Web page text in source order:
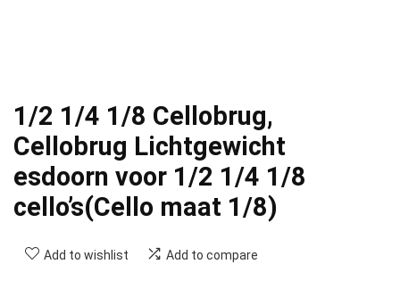
1/2 1/4 1/8 Cellobrug,
Cellobrug Lichtgewicht
esdoorn voor 1/2 1/4 1/8
cello’s(Cello maat 1/8)
Add to wishlist Add to compare